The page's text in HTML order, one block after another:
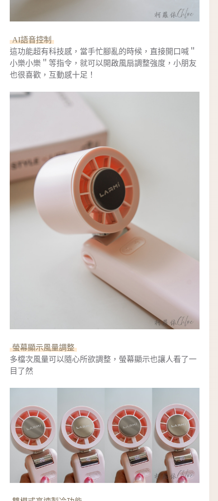
AI語音控制
這功能超有科技感，當手忙腳亂的時候，直接開口喊＂
小樂小樂＂等指令，就可以開啟風扇調整強度，小朋友
也很喜歡，互動感十足！
螢幕顯示風量調整
多檔次風量可以隨心所欲調整，螢幕顯示也讓人看了一
目了然